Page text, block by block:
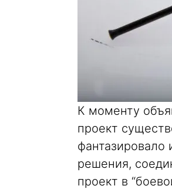
К моменту
проект
решения,
проект в